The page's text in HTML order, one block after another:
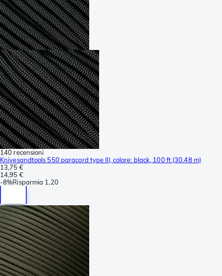
140 recensioni
Knivesandtools 550 paracord type III, colore: black, 100 ft (30.48 m)
13,75 €
14,95 €
-8%Risparmia 1,20